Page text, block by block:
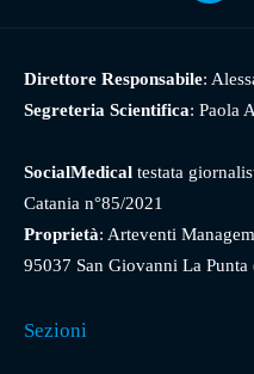
Direttore Responsabile:
Segreteria Scientifica: Paola
SocialMedical testata
Catania n°85/2021
Proprietà: Arteventi
95037 San Giovanni La Punta
Sezioni